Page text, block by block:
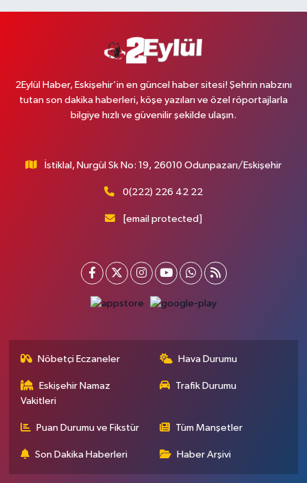
2Eylül Haber, Eskişehir’in en güncel haber sitesi! Şehrin nabzını
tutan son dakika haberleri, köşe yazıları ve özel röportajlarla
bilgiye hızlı ve güvenilir şekilde ulaşın.
İstiklal, Nurgül Sk No: 19, 26010 Odunpazarı/Eskişehir
0(222) 226 42 22
[email protected]
Nöbetçi Eczaneler Hava Durumu
Eskişehir Namaz
Vakitleri
Trafik Durumu
Puan Durumu ve Fikstür Tüm Manşetler
Son Dakika Haberleri Haber Arşivi